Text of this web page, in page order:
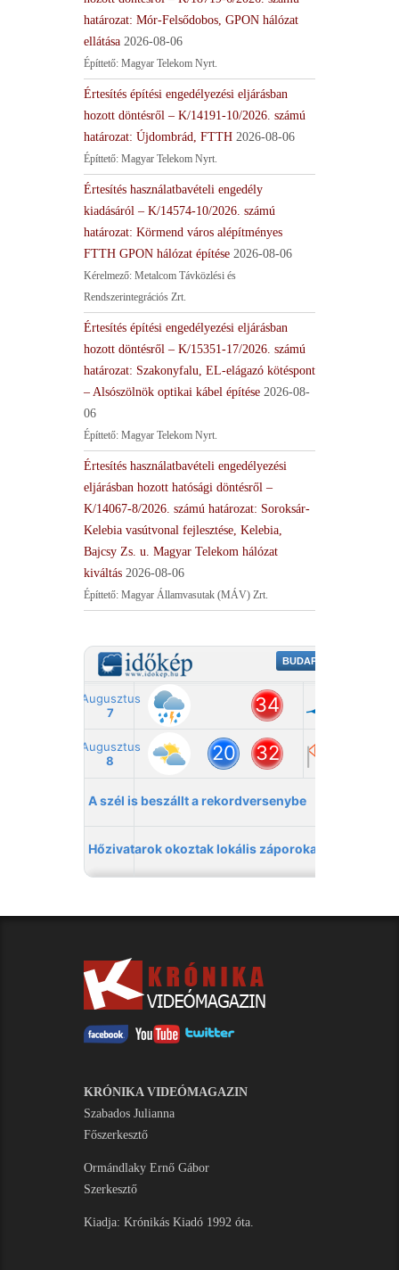
határozat: Mór-Felsődobos, GPON hálózat
ellátása 2026-08-06
Építtető: Magyar Telekom Nyrt.
Értesítés építési engedélyezési eljárásban
hozott döntésről – K/14191-10/2026. számú
határozat: Újdombrád, FTTH 2026-08-06
Építtető: Magyar Telekom Nyrt.
Értesítés használatbavételi engedély
kiadásáról – K/14574-10/2026. számú
határozat: Körmend város alépítményes
FTTH GPON hálózat építése 2026-08-06
Kérelmező: Metalcom Távközlési és
Rendszerintegrációs Zrt.
Értesítés építési engedélyezési eljárásban
hozott döntésről – K/15351-17/2026. számú
határozat: Szakonyfalu, EL-elágazó kötéspont
– Alsószölnök optikai kábel építése 2026-08-
06
Építtető: Magyar Telekom Nyrt.
Értesítés használatbavételi engedélyezési
eljárásban hozott hatósági döntésről –
K/14067-8/2026. számú határozat: Soroksár-
Kelebia vasútvonal fejlesztése, Kelebia,
Bajcsy Zs. u. Magyar Telekom hálózat
kiváltás 2026-08-06
Építtető: Magyar Államvasutak (MÁV) Zrt.
KRÓNIKA VIDEÓMAGAZIN
Szabados Julianna
Főszerkesztő
Ormándlaky Ernő Gábor
Szerkesztő
Kiadja: Krónikás Kiadó 1992 óta.